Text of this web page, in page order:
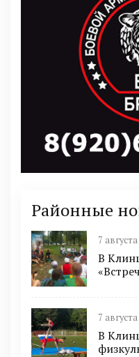
Районные
7
В
7
В